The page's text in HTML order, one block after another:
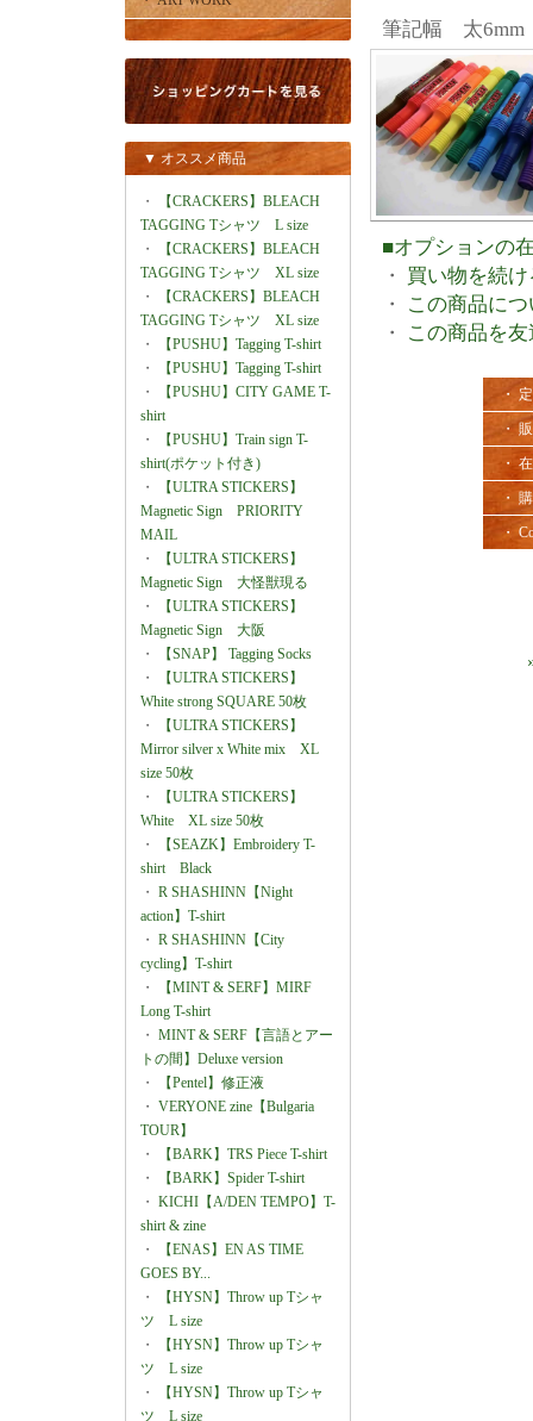
▼ オススメ商品
・
【CRACKERS】BLEACH
TAGGING Tシャツ L size
・
【CRACKERS】BLEACH
TAGGING Tシャツ XL size
・
【CRACKERS】BLEACH
TAGGING Tシャツ XL size
・
【PUSHU】Tagging T-shirt
・
【PUSHU】Tagging T-shirt
・
【PUSHU】CITY GAME T-
shirt
・
【PUSHU】Train sign T-
shirt(ポケット付き)
・
【ULTRA STICKERS】
Magnetic Sign PRIORITY
MAIL
・
【ULTRA STICKERS】
Magnetic Sign 大怪獣現る
・
【ULTRA STICKERS】
Magnetic Sign 大阪
・
【SNAP】 Tagging Socks
・
【ULTRA STICKERS】
White strong SQUARE 50枚
・
【ULTRA STICKERS】
Mirror silver x White mix XL
size 50枚
・
【ULTRA STICKERS】
White XL size 50枚
・
【SEAZK】Embroidery T-
shirt Black
・ R SHASHINN【Night
action】T-shirt
・ R SHASHINN【City
cycling】T-shirt
・
【MINT & SERF】MIRF
Long T-shirt
・ MINT & SERF【言語とアー
トの間】Deluxe version
・
【Pentel】修正液
・ VERYONE zine【Bulgaria
TOUR】
・
【BARK】TRS Piece T-shirt
・
【BARK】Spider T-shirt
・ KICHI【A/DEN TEMPO】T-
shirt & zine
・
【ENAS】EN AS TIME
GOES BY...
・
【HYSN】Throw up Tシャ
ツ L size
・
【HYSN】Throw up Tシャ
ツ L size
・
【HYSN】Throw up Tシャ
ツ L size
筆記幅 太
■オプションの
・ 買い物を続け
・
この商品に
・
この商品を
・
・
・
・
・